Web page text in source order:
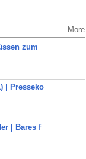
More
zum
| Presseko
| Bares f